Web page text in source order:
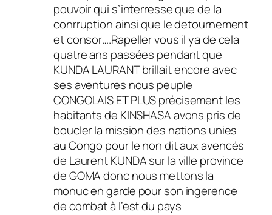
pouvoir qui s’interresse que de la
conrruption ainsi que le detournement
et consor….Rapeller vous il ya de cela
quatre ans passées pendant que
KUNDA LAURANT brillait encore avec
ses aventures nous peuple
CONGOLAIS ET PLUS précisement les
habitants de KINSHASA avons pris de
boucler la mission des nations unies
au Congo pour le non dit aux avencés
de Laurent KUNDA sur la ville province
de GOMA donc nous mettons la
monuc en garde pour son ingerence
de combat à l’est du pays